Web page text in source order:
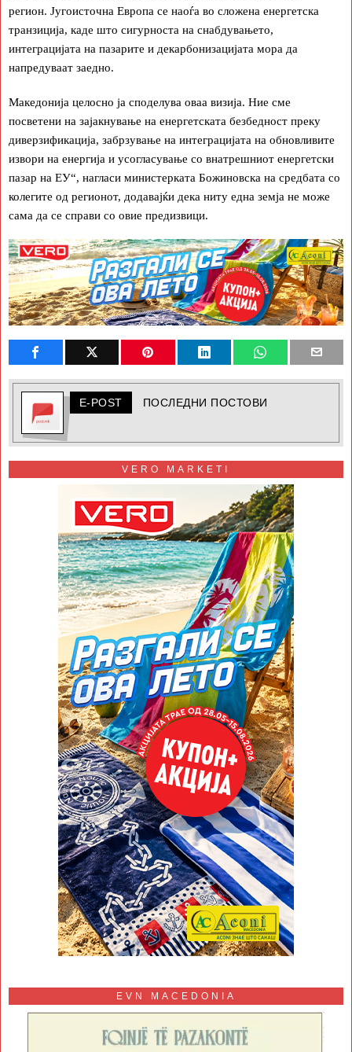
регион. Југоисточна Европа се наоѓа во сложена енергетска
транзиција, каде што сигурноста на снабдувањето,
интеграцијата на пазарите и декарбонизацијата мора да
напредуваат заедно.
Македонија целосно ја споделува оваа визија. Ние сме
посветени на зајакнување на енергетската безбедност преку
диверзификација, забрзување на интеграцијата на обновливите
извори на енергија и усогласување со внатрешниот енергетски
пазар на ЕУ“, нагласи министерката Божиновска на средбата со
колегите од регионот, додавајќи дека ниту една земја не може
сама да се справи со овие предизвици.
E-POST ПОСЛЕДНИ ПОСТОВИ
VERO MARKETI
EVN MACEDONIA